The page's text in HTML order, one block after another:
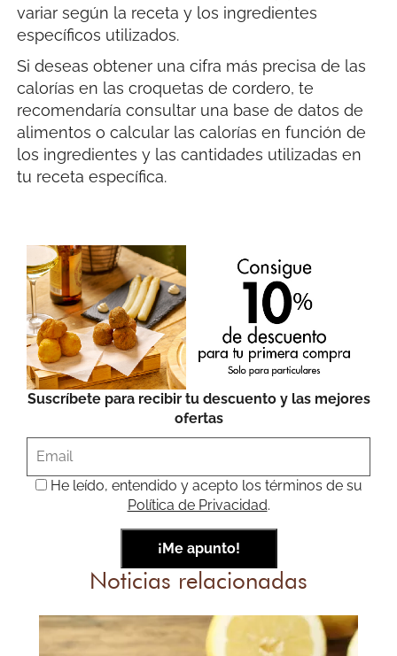
variar según la receta y los ingredientes
específicos utilizados.
Si deseas obtener una cifra más precisa de las
calorías en las croquetas de cordero, te
recomendaría consultar una base de datos de
alimentos o calcular las calorías en función de
los ingredientes y las cantidades utilizadas en
tu receta específica.
Suscríbete para recibir tu descuento y las mejores
ofertas
He leído, entendido y acepto los términos de su
Política de Privacidad.
Noticias relacionadas